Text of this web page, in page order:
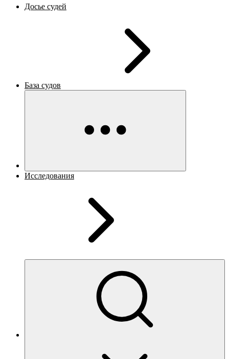
Досье судей
База судов
Исследования